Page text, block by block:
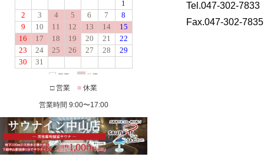
□ 営業 ■ 休業
営業時間 9:00〜17:00
Tel.047-302-7833
Fax.047-302-7835